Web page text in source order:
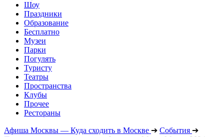
Шоу
Праздники
Образование
Бесплатно
Музеи
Парки
Погулять
Туристу
Театры
Пространства
Клубы
Прочее
Рестораны
Афиша Москвы — Куда сходить в Москве ➔ События ➔